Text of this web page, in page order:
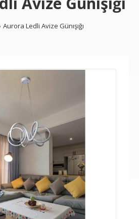
Aurora Ledli Avize Günışığı